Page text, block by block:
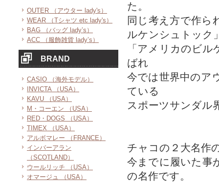
OUTER （アウター lady's）
WEAR （Tシャツ etc lady's）
BAG （バッグ lady’s）
ACC （服飾雑貨 lady’s）
BRAND
CASIO （海外モデル）
INVICTA （USA）
KAVU （USA）
M・コーエン （USA）
RED・DOGS （USA）
TIMEX （USA）
アルボマレー （FRANCE）
インバーアラン
（SCOTLAND）
ウールリッチ （USA）
オマージュ （USA）
た。
同じ考え方で作ら
ルケンシュトック
「アメリカのビ
ばれ
今では世界中のア
ている
スポーツサンダル
チャコの２大名作
今までに履いた事
の名作です。